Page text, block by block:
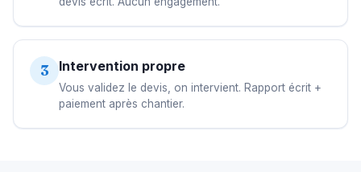
3 Intervention propre
Vous validez le devis, on intervient. Rapport écrit +
paiement après chantier.